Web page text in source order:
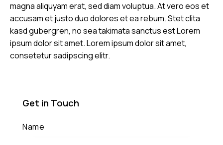
magna aliquyam erat, sed diam voluptua. At vero eos et
accusam et justo duo dolores et ea rebum. Stet clita
kasd gubergren, no sea takimata sanctus est Lorem
ipsum dolor sit amet. Lorem ipsum dolor sit amet,
consetetur sadipscing elitr.
Get in Touch